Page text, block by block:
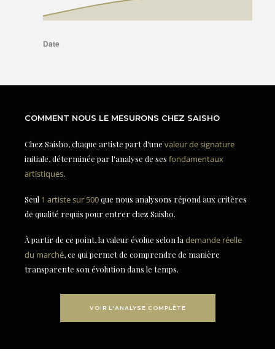
COMMENT NOUS LE MESURONS CHEZ SAISHO
Chez Saisho, chaque artiste part d'une valeur de signature
initiale, déterminée par l'analyse de ses fondamentaux
artistiques.
Seul 1 artiste sur 500que nous analysons répond aux critères
de qualité requis pour entrer chez Saisho.
À partir de ce point, la valeur évolue selon la demande réelle
du marché, ce qui permet de comprendre de manière
transparente son évolution dans le temps.
VOIR L'ANALYSE COMPLÈTE